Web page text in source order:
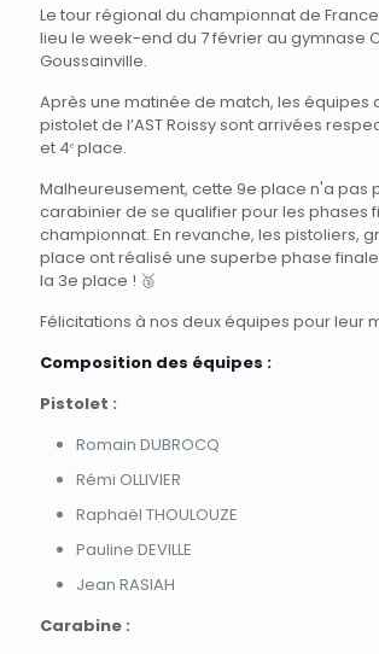
Le tour régional du championnat de
lieu le week-end du 7 février au gymnase
Goussainville.
Après une matinée de match, les équipes
pistolet de l’AST Roissy sont arrivées
et 4ᵉ place.
Malheureusement, cette 9e place n'a pas
carabinier de se qualifier pour les phases
championnat. En revanche, les pistoliers,
place ont réalisé une superbe phase
la 3e place ! 🥉
Félicitations à nos deux équipes pour leur
Composition des équipes :
Pistolet :
Romain DUBROCQ
Rémi OLLIVIER
Raphaël THOULOUZE
Pauline DEVILLE
Jean RASIAH
Carabine :